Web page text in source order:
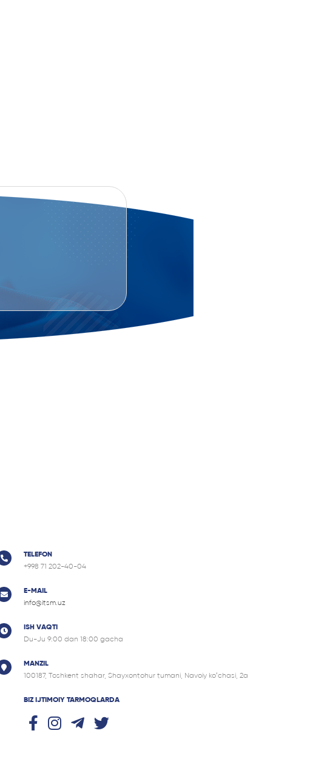
TELEFON
+998 71 202-40-04
E-MAIL
info@itsm.uz
ISH VAQTI
Du-Ju 9:00 dan 18:00 gacha
MANZIL
100187, Tоshkent shahar, Shayxontohur tumani, Navoiy ko‘chasi, 2a
BIZ IJTIMOIY TARMOQLARDA